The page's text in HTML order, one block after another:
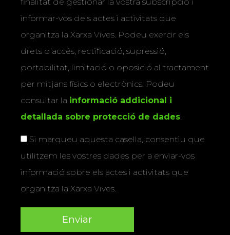
informar-vos dels actes i activitats que
organitza la Xarxa Vives. Podeu exercir els
drets d’accés, rectificació, supressió,
portabilitat, limitació o oposició al tractament
per mitjans físics o electrònics. Podeu
consultar la informació addicional i
detallada sobre protecció de dades.
Si marqueu aquesta casella, consentiu que
utilitzem les vostres dades per a enviar-vos
informació sobre els actes i activitats que
organitza la Xarxa Vives.